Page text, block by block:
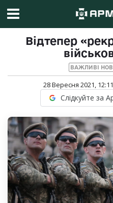
Відтепер
ВАЖЛИВІ
28 Вересня 2021, 12:11
Слідкуйте за